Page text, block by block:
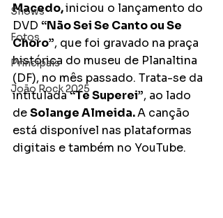
Shows
Fotos
Principais
João Rock 2025
Macedo, iniciou o lançamento do
DVD “Não Sei Se Canto ou Se
Choro”, que foi gravado na praça
histórica do museu de Planaltina
(DF), no mês passado. Trata-se da
intitulada “Te Superei”, ao lado
de Solange Almeida. A canção
está disponível nas plataformas
digitais e também no YouTube.